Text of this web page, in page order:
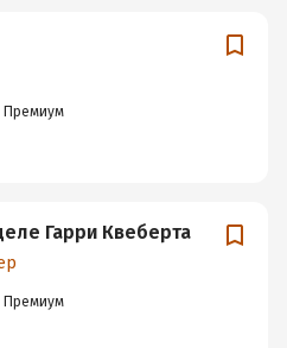
Премиум
Гарри Квеберта
Премиум